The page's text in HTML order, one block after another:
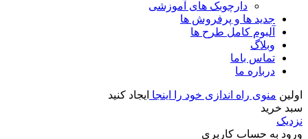
دارچوبک های آموزشی
جدید ها و پرفروش ها
آلبوم کامل طرح ها
وبلاگ
تماس باما
درباره ما
اولین منوی راه اندازی خود را اینجا ایجاد کنید
سبد خرید
نزدیک
ورود به حساب کاربری